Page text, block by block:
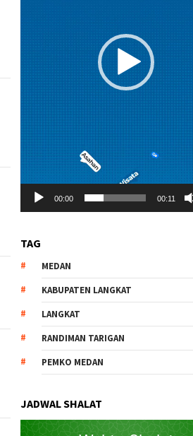
00:00 00:11
TAG
MEDAN
KABUPATEN LANGKAT
LANGKAT
RANDIMAN TARIGAN
PEMKO MEDAN
JADWAL SHALAT